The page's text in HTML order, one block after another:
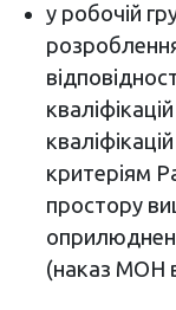
у робочій
критеріям
простору
(наказ МОН